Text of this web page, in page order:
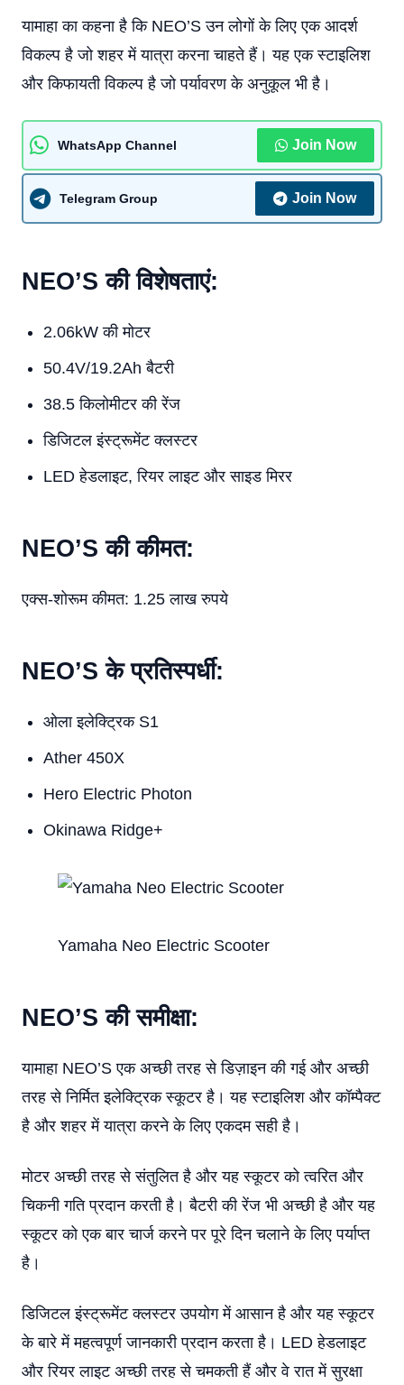
यामाहा का कहना है कि NEO’S उन लोगों के लिए एक आदर्श
विकल्प है जो शहर में यात्रा करना चाहते हैं। यह एक स्टाइलिश
और किफायती विकल्प है जो पर्यावरण के अनुकूल भी है।
WhatsApp Channel Join Now
Telegram Group Join Now
NEO’S की विशेषताएं:
2.06kW की मोटर
50.4V/19.2Ah बैटरी
38.5 किलोमीटर की रेंज
डिजिटल इंस्ट्रूमेंट क्लस्टर
LED हेडलाइट, रियर लाइट और साइड मिरर
NEO’S की कीमत:
एक्स-शोरूम कीमत: 1.25 लाख रुपये
NEO’S के प्रतिस्पर्धी:
ओला इलेक्ट्रिक S1
Ather 450X
Hero Electric Photon
Okinawa Ridge+
Yamaha Neo Electric Scooter
NEO’S की समीक्षा:
यामाहा NEO’S एक अच्छी तरह से डिज़ाइन की गई और अच्छी
तरह से निर्मित इलेक्ट्रिक स्कूटर है। यह स्टाइलिश और कॉम्पैक्ट
है और शहर में यात्रा करने के लिए एकदम सही है।
मोटर अच्छी तरह से संतुलित है और यह स्कूटर को त्वरित और
चिकनी गति प्रदान करती है। बैटरी की रेंज भी अच्छी है और यह
स्कूटर को एक बार चार्ज करने पर पूरे दिन चलाने के लिए पर्याप्त
है।
डिजिटल इंस्ट्रूमेंट क्लस्टर उपयोग में आसान है और यह स्कूटर
के बारे में महत्वपूर्ण जानकारी प्रदान करता है। LED हेडलाइट
और रियर लाइट अच्छी तरह से चमकती हैं और वे रात में सुरक्षा